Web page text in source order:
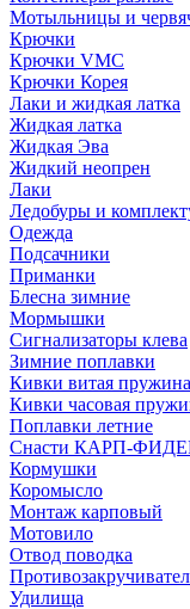
Мотыльницы и
Крючки
Крючки VMC
Крючки Корея
Лаки и жидкая латка
Жидкая латка
Жидкая Эва
Жидкий неопрен
Лаки
Ледобуры и
Одежда
Подсачники
Приманки
Блесна зимние
Мормышки
Сигнализаторы клева
Зимние поплавки
Кивки витая пружина
Кивки часовая
Поплавки летние
Снасти КАРП-
Кормушки
Коромысло
Монтаж карповый
Мотовило
Отвод поводка
Удилища